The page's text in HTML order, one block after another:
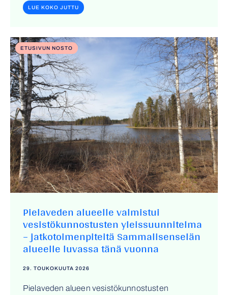
LUE KOKO JUTTU
ETUSIVUN NOSTO
Pielaveden alueelle valmistui
vesistökunnostusten yleissuunnitelma
– jatkotoimenpiteitä Sammalisenselän
alueelle luvassa tänä vuonna
29. TOUKOKUUTA 2026
Pielaveden alueen vesistökunnostusten